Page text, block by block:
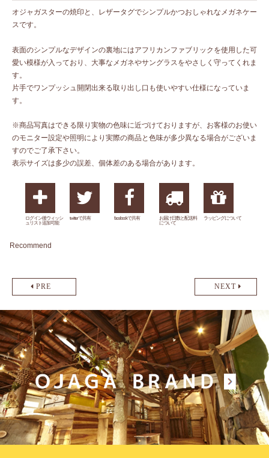
オジャガスターの焼印と、レザータグでシンプルかつおしゃれなメガネケー
スです。
表面のシンプルなデザインの裏地にはアフリカンファブリックを使用した可
愛い模様が入っており、大事なメガネやサングラスをやさしく守ってくれま
す。
片手でワンプッシュ開閉出来る取り出し口も使いやすい仕様になっていま
す。
※商品写真はできる限り実物の色味に近づけておりますが、お客様のお使い
のモニター設定や照明により実際の商品と色味が多少異なる場合がございま
すのでご了承下さい。
表示サイズは多少の誤差、個体差のある場合があります。
ログイン後ウィッシ
ュリスト追加可能
twitterで共有 facebookで共有
お届け日数と配送料
について
ラッピングについて
Recommend